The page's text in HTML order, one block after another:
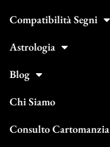
Compatibilità Segni
Astrologia
Blog
Chi Siamo
Consulto Cartomanzia